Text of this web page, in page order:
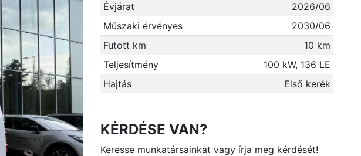
Évjárat
2026/06
Műszaki érvényes
2030/06
Futott km
10 km
Teljesítmény
100 kW, 136 LE
Hajtás
Első kerék
KÉRDÉSE VAN?
Keresse munkatársainkat vagy írja meg kérdését!